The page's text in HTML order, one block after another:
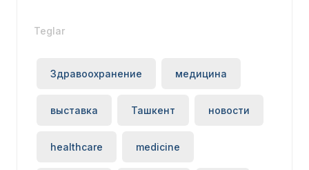
Teglar
Здравоохранение медицина
выставка Ташкент новости
healthcare medicine